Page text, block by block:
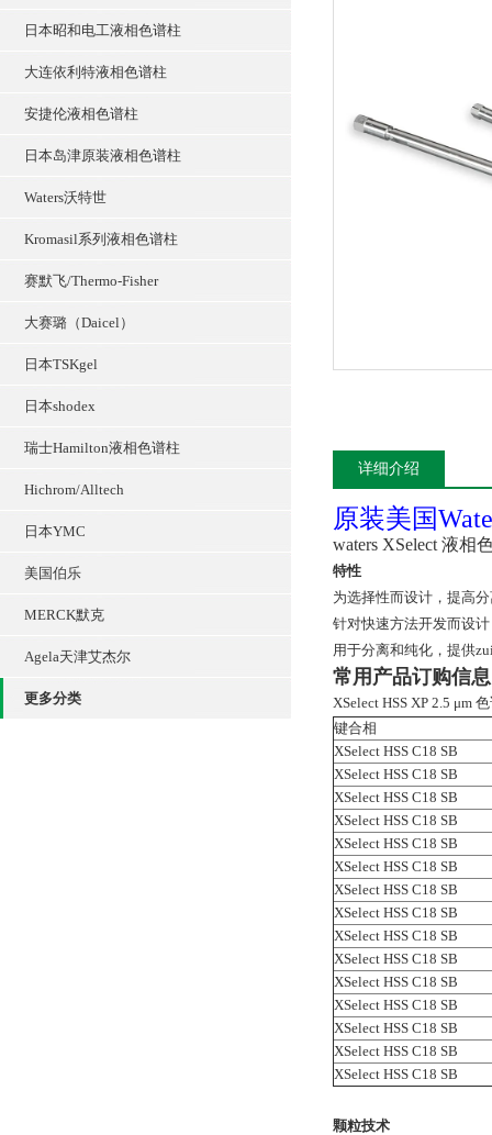
日本昭和电工液相色谱柱
大连依利特液相色谱柱
安捷伦液相色谱柱
日本岛津原装液相色谱柱
Waters沃特世
Kromasil系列液相色谱柱
赛默飞/Thermo-Fisher
大赛璐（Daicel）
日本TSKgel
日本shodex
瑞士Hamilton液相色谱柱
Hichrom/Alltech
日本YMC
美国伯乐
MERCK默克
Agela天津艾杰尔
更多分类
详细介绍
原装美国
waters XSelect 液相
特性
为选择性而设计，提高
针对快速方法开发而设
用于分离和纯化，提供
常用产品订购信
XSelect HSS XP 2.5 μm
键合相
XSelect HSS C18 SB
XSelect HSS C18 SB
XSelect HSS C18 SB
XSelect HSS C18 SB
XSelect HSS C18 SB
XSelect HSS C18 SB
XSelect HSS C18 SB
XSelect HSS C18 SB
XSelect HSS C18 SB
XSelect HSS C18 SB
XSelect HSS C18 SB
XSelect HSS C18 SB
XSelect HSS C18 SB
XSelect HSS C18 SB
XSelect HSS C18 SB
颗粒技术